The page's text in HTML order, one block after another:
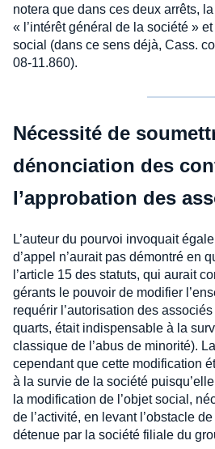
notera que dans ces deux arrêts,
« l’intérêt général de la société »
social (dans ce sens déjà, Cass.
08-11.860).
Nécessité de
dénonciation des
l’approbation des
L’auteur du pourvoi invoquait
d’appel n’aurait pas démontré en
l’article 15 des statuts, qui aurait
gérants le pouvoir de modifier
requérir l’autorisation des
quarts, était indispensable à la
classique de l’abus de minorité).
cependant que cette modification
à la survie de la société
la modification de l’objet social,
de l’activité, en levant l’obstacle
détenue par la société filiale du